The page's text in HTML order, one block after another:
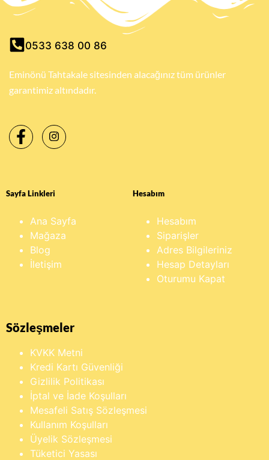
0533 638 00 86
Eminönü Tahtakale sitesinden alacağınız tüm ürünler
garantimiz altındadır.
Sayfa Linkleri
Ana Sayfa
Mağaza
Blog
İletişim
Hesabım
Hesabım
Siparişler
Adres Bilgileriniz
Hesap Detayları
Oturumu Kapat
Sözleşmeler
KVKK Metni
Kredi Kartı Güvenliği
Gizlilik Politikası
İptal ve İade Koşulları
Mesafeli Satış Sözleşmesi
Kullanım Koşulları
Üyelik Sözleşmesi
Tüketici Yasası